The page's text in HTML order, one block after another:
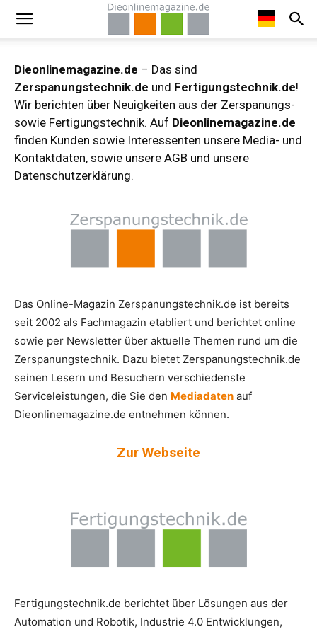
Dieonlinemagazine.de – Das sind
Zerspanungstechnik.de und Fertigungstechnik.de!
Wir berichten über Neuigkeiten aus der Zerspanungs-
sowie Fertigungstechnik. Auf Dieonlinemagazine.de
finden Kunden sowie Interessenten unsere Media- und
Kontaktdaten, sowie unsere AGB und unsere
Datenschutzerklärung.
Das Online-Magazin Zerspanungstechnik.de ist bereits
seit 2002 als Fachmagazin etabliert und berichtet online
sowie per Newsletter über aktuelle Themen rund um die
Zerspanungstechnik. Dazu bietet Zerspanungstechnik.de
seinen Lesern und Besuchern verschiedenste
Serviceleistungen, die Sie den Mediadaten auf
Dieonlinemagazine.de entnehmen können.
Zur Webseite
Fertigungstechnik.de berichtet über Lösungen aus der
Automation und Robotik, Industrie 4.0 Entwicklungen,